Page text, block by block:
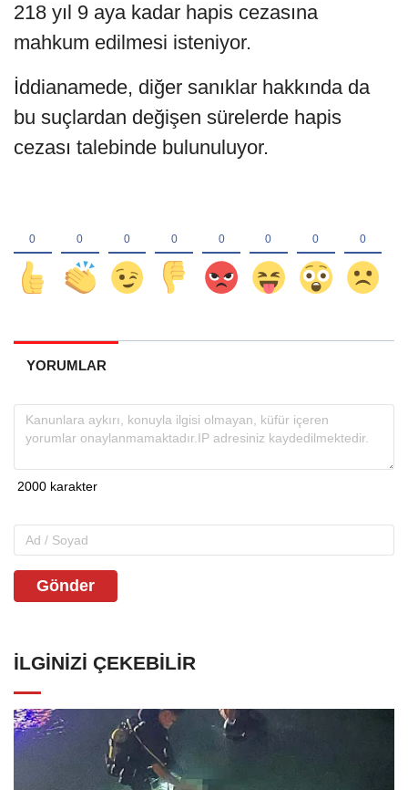
218 yıl 9 aya kadar hapis cezasına
mahkum edilmesi isteniyor.
İddianamede, diğer sanıklar hakkında da
bu suçlardan değişen sürelerde hapis
cezası talebinde bulunuluyor.
YORUMLAR
Gönder
İLGINIZI ÇEKEBILIR